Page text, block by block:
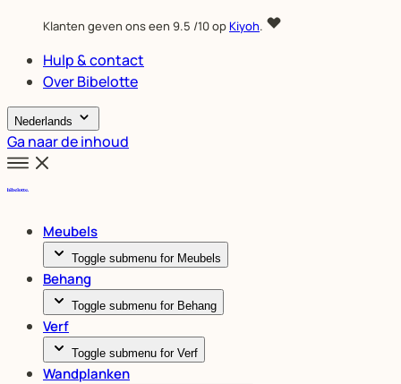
Klanten geven ons een 9.5 /10 opKiyoh.
Hulp & contact
Over Bibelotte
Nederlands
Ga naar de inhoud
Meubels
Toggle submenu for Meubels
Behang
Toggle submenu for Behang
Verf
Toggle submenu for Verf
Wandplanken